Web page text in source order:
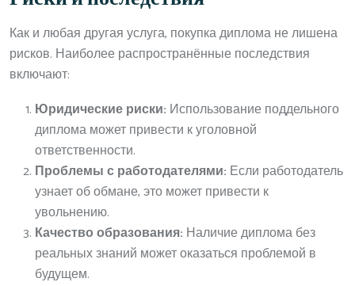
Как и любая другая услуга, покупка диплома не лишена
рисков. Наиболее распространённые последствия
включают:
Юридические риски: Использование поддельного
диплома может привести к уголовной
ответственности.
Проблемы с работодателями: Если работодатель
узнает об обмане, это может привести к
увольнению.
Качество образования: Наличие диплома без
реальных знаний может оказаться проблемой в
будущем.